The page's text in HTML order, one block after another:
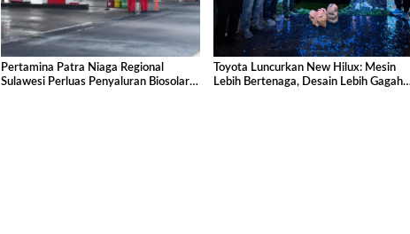
Pertamina Patra Niaga Regional
Sulawesi Perluas Penyaluran Biosolar
Toyota Luncurkan New Hilux: Mesin
Lebih Bertenaga, Desain Lebih Gagah,